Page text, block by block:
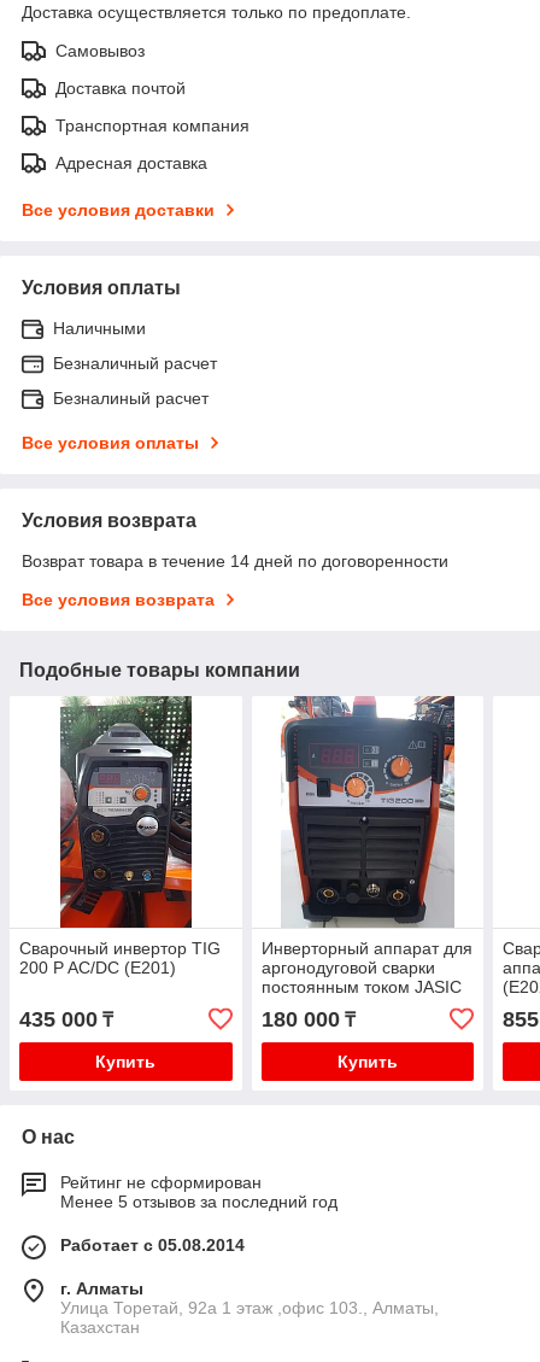
Доставка осуществляется только по предоплате.
Самовывоз
Доставка почтой
Транспортная компания
Адресная доставка
Все условия доставки
Условия оплаты
Наличными
Безналичный расчет
Безналиный расчет
Все условия оплаты
Условия возврата
Возврат товара в течение 14 дней по договоренности
Все условия возврата
Подобные товары компании
Сварочный инвертор TIG
200 P AC/DC (E201)
435 000 ₸
Купить
Инверторный аппарат для
аргонодуговой сварки
постоянным током JASIC
TIG 200 (W223)
180 000₸
Купить
О нас
Рейтинг не сформирован
Менее 5 отзывов за последний год
Работает с 05.08.2014
г. Алматы
​Улица Торетай, 92а​ 1 этаж ,офис 103., Алматы,
Казахстан